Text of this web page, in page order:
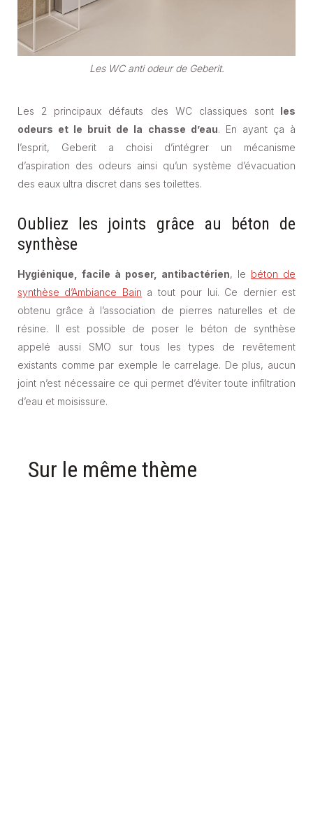
Les WC anti odeur de Geberit.
Les 2 principaux défauts des WC classiques sontles
odeurs et le bruit de la chasse d’eau. En ayant ça à
l’esprit, Geberit a choisi d’intégrer un mécanisme
d’aspiration des odeurs ainsi qu’un système d’évacuation
des eaux ultra discret dans ses toilettes.
Oubliez les joints grâce au béton de
synthèse
Hygiénique, facile à poser, antibactérien, le béton de
synthèse d’Ambiance Bain a tout pour lui. Ce dernier est
obtenu grâce à l’association de pierres naturelles et de
résine. Il est possible de poser le béton de synthèse
appelé aussi SMO sur tous les types de revêtement
existants comme par exemple le carrelage. De plus, aucun
joint n’est nécessaire ce qui permet d’éviter toute infiltration
d’eau et moisissure.
Sur le même thème